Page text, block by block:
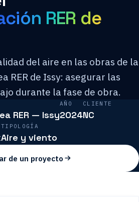
RER de
del aire en las obras de la
RER de Issy: asegurar las
durante la fase de obra.
RER — Issy
AÑO
2024
CLIENTE
NC
TIPOLOGÍA
Aire y viento
de un proyecto